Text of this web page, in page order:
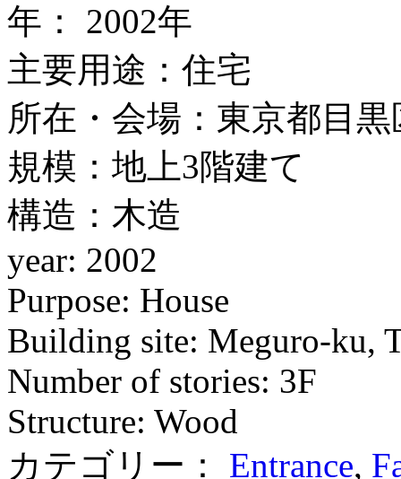
年：
2002年
主要用途： 住宅
所在・会場： 東京都目黒
規模： 地上3階建て
構造： 木造
year: 2002
Purpose: House
Building site: Meguro-ku,
Number of stories: 3F
Structure: Wood
カテゴリー：
Entrance,